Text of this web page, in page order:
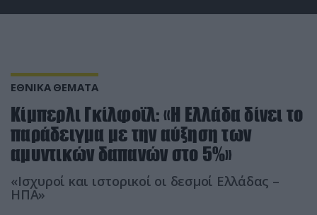
ΕΘΝΙΚΑ ΘΕΜΑΤΑ
Κίμπερλι Γκίλφοϊλ: «Η Ελλάδα δίνει το
παράδειγμα με την αύξηση των
αμυντικών δαπανών στο 5%»
«Ισχυροί και ιστορικοί οι δεσμοί Ελλάδας –
ΗΠΑ»